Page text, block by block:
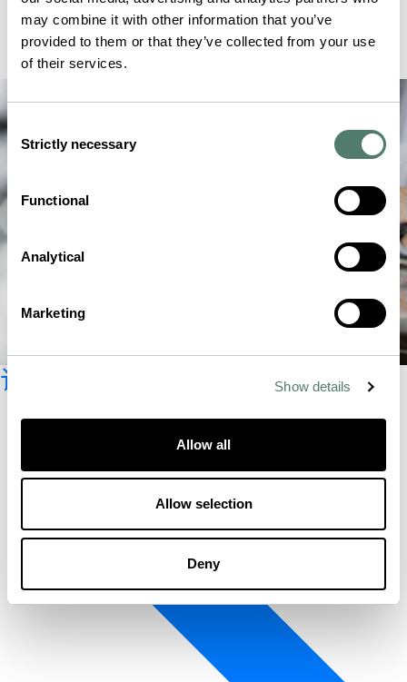
may combine it with other information that you’ve
provided to them or that they’ve collected from your use
of their services.
Consent
Selection
Strictly necessary
Functional
Analytical
Marketing
Show details
Allow all
Allow selection
Deny
订阅时事新闻